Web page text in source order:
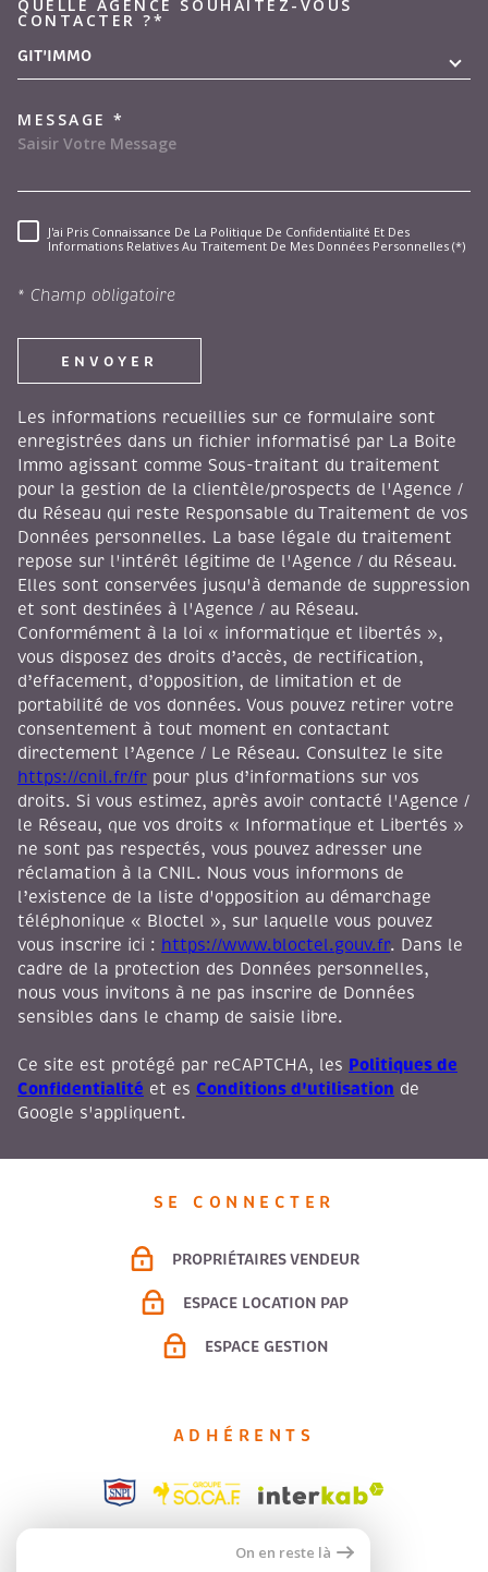
QUELLE AGENCE SOUHAITEZ-VOUS
CONTACTER ?*
GIT'IMMO
MESSAGE *
RÈGLEMENTATION
J'ai Pris Connaissance De La Politique De Confidentialité Et Des
Informations Relatives Au Traitement De Mes Données Personnelles (*)
* Champ obligatoire
ENVOYER
Les informations recueillies sur ce formulaire sont
enregistrées dans un fichier informatisé par La Boite
Immo agissant comme Sous-traitant du traitement
pour la gestion de la clientèle/prospects de l'Agence /
du Réseau qui reste Responsable du Traitement de vos
Données personnelles. La base légale du traitement
repose sur l'intérêt légitime de l'Agence / du Réseau.
Elles sont conservées jusqu'à demande de suppression
et sont destinées à l'Agence / au Réseau.
Conformément à la loi « informatique et libertés »,
vous disposez des droits d’accès, de rectification,
d’effacement, d’opposition, de limitation et de
portabilité de vos données. Vous pouvez retirer votre
consentement à tout moment en contactant
directement l’Agence / Le Réseau. Consultez le site
https://cnil.fr/fr pour plus d’informations sur vos
droits. Si vous estimez, après avoir contacté l'Agence /
le Réseau, que vos droits « Informatique et Libertés »
ne sont pas respectés, vous pouvez adresser une
réclamation à la CNIL. Nous vous informons de
l’existence de la liste d'opposition au démarchage
téléphonique « Bloctel », sur laquelle vous pouvez
vous inscrire ici : https://www.bloctel.gouv.fr. Dans le
cadre de la protection des Données personnelles,
nous vous invitons à ne pas inscrire de Données
sensibles dans le champ de saisie libre.
Ce site est protégé par reCAPTCHA, les Politiques de
Confidentialité et es Conditions d'utilisation de
Google s'appliquent.
SE CONNECTER
PROPRIÉTAIRES VENDEUR
ESPACE LOCATION PAP
ESPACE GESTION
ADHÉRENTS
On en reste là